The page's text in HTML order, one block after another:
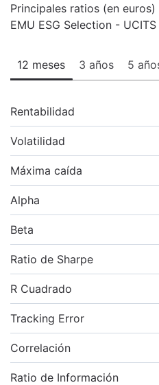
Principales ratios (en
EMU ESG Selection - UCITS
12 meses 3 años 5
Rentabilidad
Volatilidad
Máxima caída
Alpha
Beta
Ratio de Sharpe
R Cuadrado
Tracking Error
Correlación
Ratio de Información